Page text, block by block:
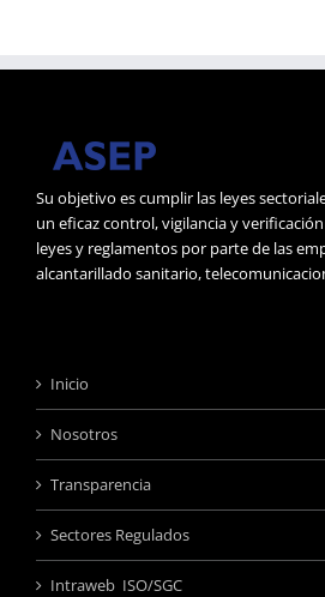
Su objetivo es cumplir las leyes
un eficaz control, vigilancia y
leyes y reglamentos por parte de las
alcantarillado sanitario,
Inicio
Nosotros
Transparencia
Sectores Regulados
Intraweb ISO/SGC